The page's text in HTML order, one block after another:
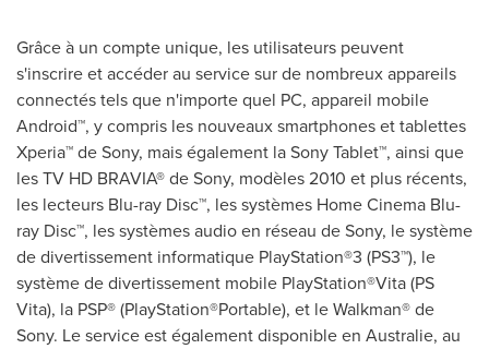
Grâce à un compte unique, les utilisateurs peuvent
s'inscrire et accéder au service sur de nombreux appareils
connectés tels que n'importe quel PC, appareil mobile
Android™, y compris les nouveaux smartphones et tablettes
Xperia™ de Sony, mais également la Sony Tablet™, ainsi que
les TV HD BRAVIA® de Sony, modèles2010 et plus récents,
les lecteurs Blu-ray Disc™, les systèmes Home Cinema Blu-
ray Disc™, les systèmes audio en réseau de Sony, le système
de divertissement informatique PlayStation®3 (PS3™), le
système de divertissement mobile PlayStation®Vita (PS
Vita), la PSP® (PlayStation®Portable), et le Walkman® de
Sony. Le service est également disponible en Australie, au